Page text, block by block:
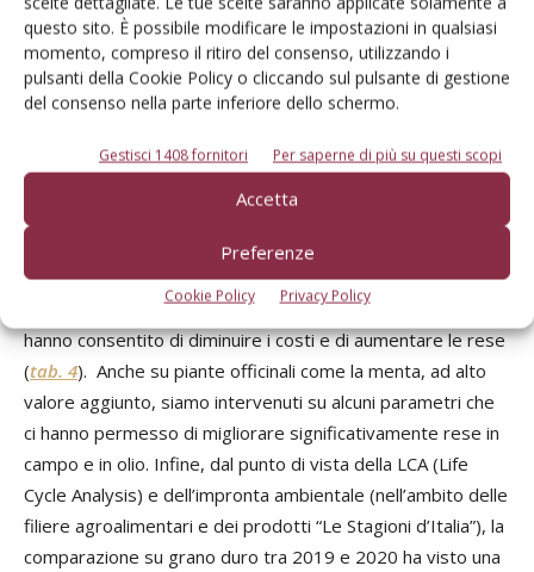
questo sito. È possibile modificare le impostazioni in qualsiasi
momento, compreso il ritiro del consenso, utilizzando i
pulsanti della Cookie Policy o cliccando sul pulsante di gestione
del consenso nella parte inferiore dello schermo.
Gestisci 1408 fornitori Per saperne di più su questi scopi
Accetta
Preferenze
Cookie Policy Privacy Policy
combinazione tra attività diverse legate a concimazione,
lavorazioni e semina ha portato a un bilancio finale
ricavi/costi di 135 €/ha (tab. 1); nel mais da pastone la
caso dei benefici più che significativi (tab. 2 ); la
concimazione di fondo e in copertura nel riso ha
determinato un incremento di costi, ma i ricavi sono stati
tali da rendere economicamente vantaggioso il ricorso alle
tecnologie di precisione (tab. 3); nel pomodoro irrigazione
e concimazione effettuate nelle dosi e nei momenti giusti
hanno consentito di diminuire i costi e di aumentare le rese
(tab. 4). Anche su piante officinali come la menta, ad alto
valore aggiunto, siamo intervenuti su alcuni parametri che
ci hanno permesso di migliorare significativamente rese in
campo e in olio. Infine, dal punto di vista della LCA (Life
Cycle Analysis) e dell’impronta ambientale (nell’ambito delle
filiere agroalimentari e dei prodotti “Le Stagioni d’Italia”), la
comparazione su grano duro tra 2019 e 2020 ha visto una